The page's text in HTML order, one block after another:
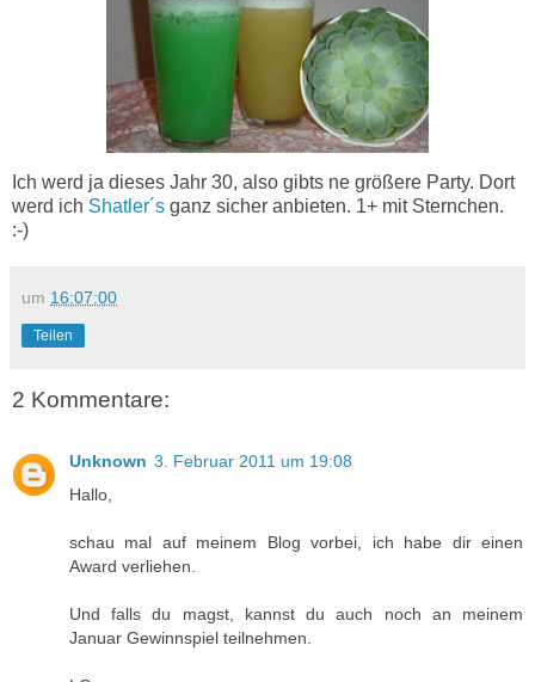
Ich werd ja dieses Jahr 30, also gibts ne größere Party. Dort
werd ich Shatler´s ganz sicher anbieten. 1+ mit Sternchen.
:-)
um 16:07:00
Teilen
2 Kommentare:
Unknown 3. Februar 2011 um 19:08
Hallo,
schau mal auf meinem Blog vorbei, ich habe dir einen
Award verliehen.
Und falls du magst, kannst du auch noch an meinem
Januar Gewinnspiel teilnehmen.